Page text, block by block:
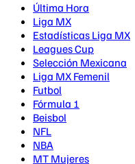
Última Hora
Liga MX
Estadísticas Liga MX
Leagues Cup
Selección Mexicana
Liga MX Femenil
Futbol
Fórmula 1
Beisbol
NFL
NBA
MT Mujeres